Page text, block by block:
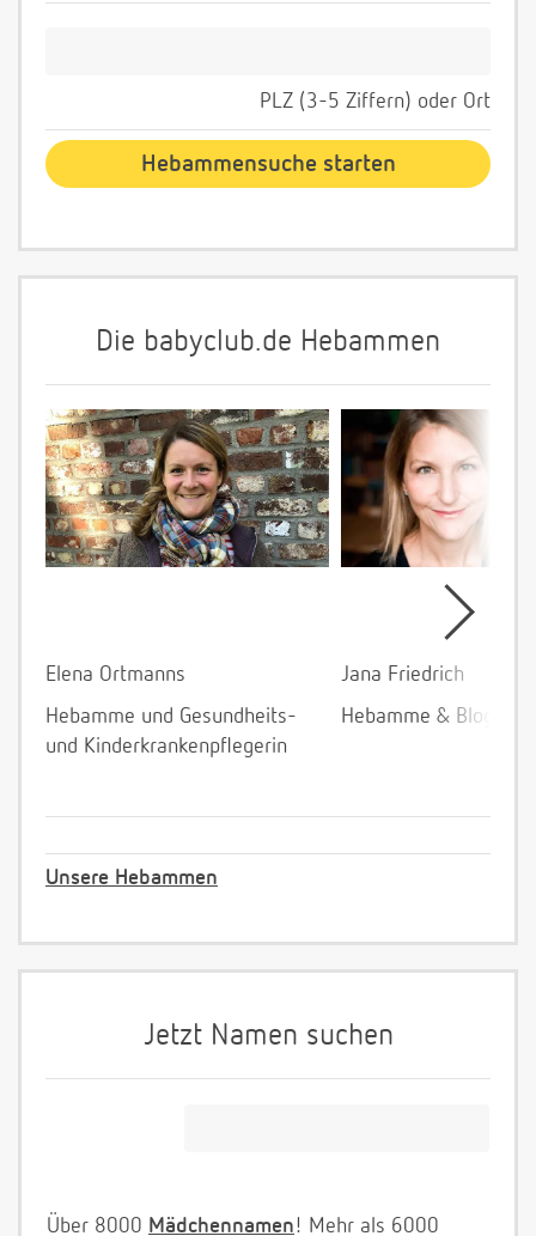
PLZ (3-5 Ziffern) oder Ort
Die babyclub.de Hebammen
Elena Ortmanns
Hebamme und Gesundheits-
und Kinderkrankenpflegerin
Jana Friedrich
Hebamme &
Unsere Hebammen
Jetzt Namen suchen
Über 8000 Mädchennamen! Mehr als 6000